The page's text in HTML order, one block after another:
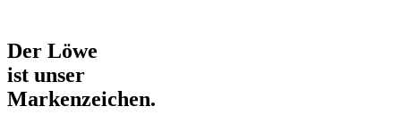
Der Löwe
ist unser
Markenzeichen.